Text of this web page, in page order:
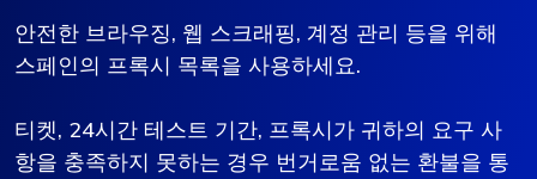
안전한 브라우징, 웹 스크래핑, 계정 관리 등을 위해
스페인의 프록시 목록을 사용하세요.
티켓, 24시간 테스트 기간, 프록시가 귀하의 요구 사
항을 충족하지 못하는 경우 번거로움 없는 환불을 통